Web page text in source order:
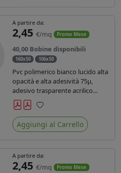
A partire da:
2,45 €/mq Promo Mese
40,00 Bobine disponibili
160x50 106x50
Pvc polimerico bianco lucido alta
opacità e alta adesività 75µ,
adesivo trasparente acrilico
hotmelt permanente, durata 5-7
anni, liner 140gr PE su entrambi
lati. Prestazioni di alto livello.
Dotato di certificato ignifugo
Preferiti
Aggiungi al Carrello
A partire da:
2,45 €/mq Promo Mese